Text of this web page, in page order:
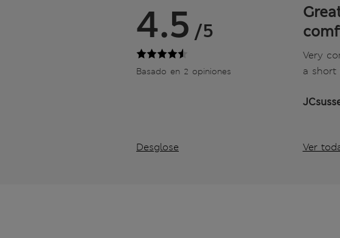
4.5 /5
Basado en 2 opiniones
Desglose
Very
a short
Ver